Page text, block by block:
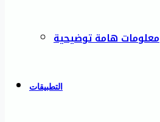
معلومات هامة توضيحية
التطبيقات